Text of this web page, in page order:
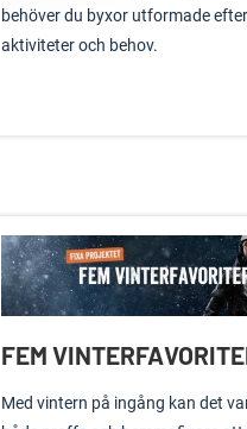
behöver du byxor utformade
aktiviteter och behov.
FEM
Med vintern på ingång kan det